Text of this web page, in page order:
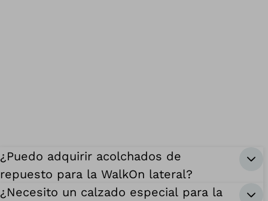
¿Puedo adquirir acolchados de
repuesto para la WalkOn lateral?
¿Necesito un calzado especial para la